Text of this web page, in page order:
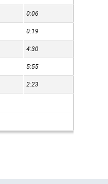
0:06
0:19
4:30
5:55
2:23